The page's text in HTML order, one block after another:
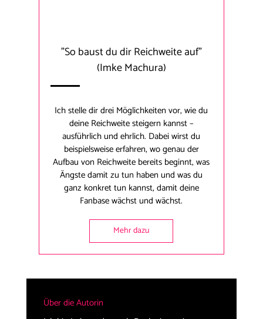
"So baust du dir Reichweite auf"
(Imke Machura)
Ich stelle dir drei Möglichkeiten vor, wie du
deine Reichweite steigern kannst –
ausführlich und ehrlich. Dabei wirst du
beispielsweise erfahren, wo genau der
Aufbau von Reichweite bereits beginnt, was
Ängste damit zu tun haben und was du
ganz konkret tun kannst, damit deine
Fanbase wächst und wächst.
Mehr dazu
Über die Autorin